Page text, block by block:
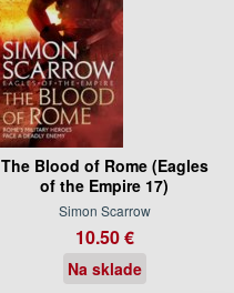
The Blood of Rome (Eagles
of the Empire 17)
Simon Scarrow
10.50 €
Na sklade